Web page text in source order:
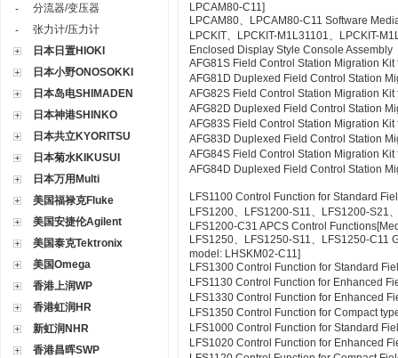
-
分流器/变压器
-
张力计/压力计
日本日置HIOKI
日本小野ONOSOKKI
日本岛电SHIMADEN
日本神港SHINKO
日本共立KYORITSU
日本菊水KIKUSUI
日本万用Multi
美国福禄克Fluke
美国安捷伦Agilent
美国泰克Tektronix
美国Omega
香港上润WP
香港虹润HR
新虹润NHR
香港昌晖SWP
LPCAM80-C11]
LPCAM80、LPCAM80-C11 Software
LPCKIT、LPCKIT-M1L31101、LPCKIT-
Enclosed Display Style Console Assembly
AFG81S Field Control Station Migration Kit
AFG81D Duplexed Field Control Station
AFG82S Field Control Station Migration Kit
AFG82D Duplexed Field Control Station
AFG83S Field Control Station Migration Kit
AFG83D Duplexed Field Control Station
AFG84S Field Control Station Migration Kit
AFG84D Duplexed Field Control Station
LFS1100 Control Function for Standard
LFS1200、LFS1200-S11、LFS1200-S21
LFS1200-C31 APCS Control
LFS1250、LFS1250-S11、LFS1250-C11
model: LHSKM02-C11]
LFS1300 Control Function for Standard
LFS1130 Control Function for Enhanced
LFS1330 Control Function for Enhanced
LFS1350 Control Function for Compact
LFS1000 Control Function for Standard
LFS1020 Control Function for Enhanced